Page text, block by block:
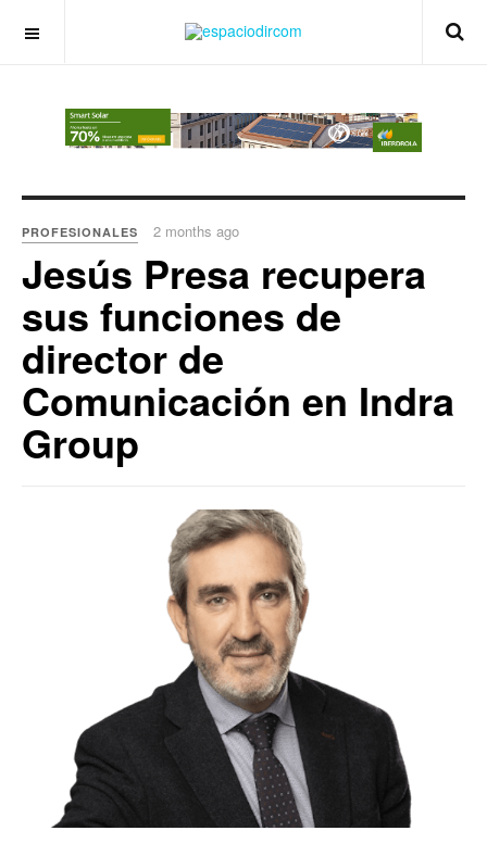
PROFESIONALES 2 months ago
Jesús Presa recupera
sus funciones de
director de
Comunicación en Indra
Group